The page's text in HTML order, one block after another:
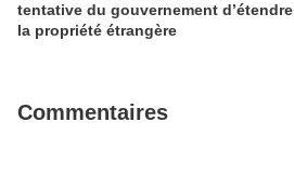
tentative du gouvernement d’étendre
la propriété étrangère
Commentaires